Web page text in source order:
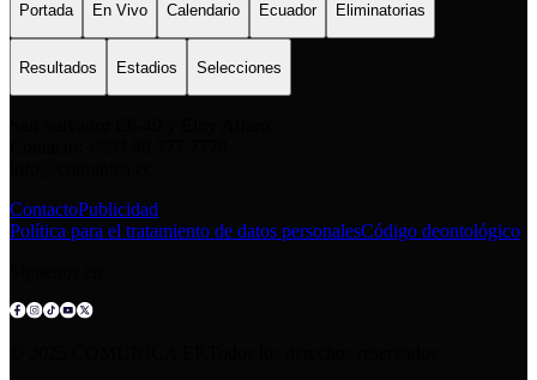
Portada En Vivo Calendario Ecuador Eliminatorias
Resultados Estadios Selecciones
ContactoPublicidad
Política para el tratamiento de datos personalesCódigo deontológico